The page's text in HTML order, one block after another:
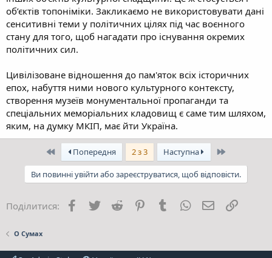
об’єктів топоніміки. Закликаємо не використовувати дані
сенситивні теми у політичних цілях під час воєнного
стану для того, щоб нагадати про існування окремих
політичних сил.
Цивілізоване відношення до пам'яток всіх історичних
епох, набуття ними нового культурного контексту,
створення музеїв монументальної пропаганди та
спеціальних меморіальних кладовищ є саме тим шляхом,
яким, на думку МКІП, має йти Україна.
ПершийПопередня 2 з 3 Наступна Останній
Ви повинні увійти або зареєструватися, щоб відповісти.
Поділитися: Facebook
Twitter Reddit PinterestTumblrWhatsApp
E-mail
О Сумах